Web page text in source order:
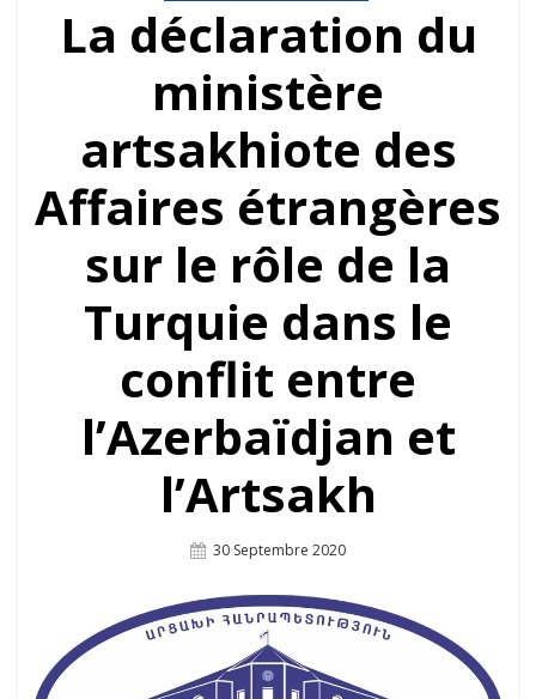
La déclaration du
ministère
artsakhiote des
Affaires étrangères
sur le rôle de la
Turquie dans le
conflit entre
l’Azerbaïdjan et
l’Artsakh
Posted
30 Septembre 2020